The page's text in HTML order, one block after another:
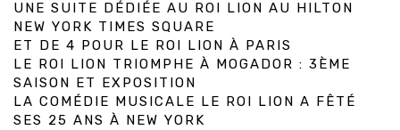
UNE SUITE DÉDIÉE AU ROI LION AU HILTON
NEW YORK TIMES SQUARE
ET DE 4 POUR LE ROI LION À PARIS
LE ROI LION TRIOMPHE À MOGADOR : 3ÈME
SAISON ET EXPOSITION
LA COMÉDIE MUSICALE LE ROI LION A FÊTÉ
SES 25 ANS À NEW YORK